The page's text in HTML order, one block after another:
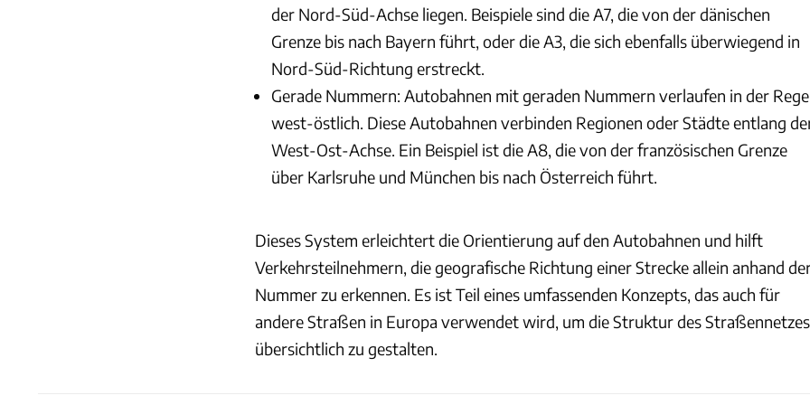
der Nord-Süd-Achse liegen. Beispiele sind die A7, die von der dänischen
Grenze bis nach Bayern führt, oder die A3, die sich ebenfalls überwiegend in
Nord-Süd-Richtung erstreckt.
Gerade Nummern: Autobahnen mit geraden Nummern verlaufen in der
west-östlich. Diese Autobahnen verbinden Regionen oder Städte entlang
West-Ost-Achse. Ein Beispiel ist die A8, die von der französischen Grenze
über Karlsruhe und München bis nach Österreich führt.
Dieses System erleichtert die Orientierung auf den Autobahnen und hilft
Verkehrsteilnehmern, die geografische Richtung einer Strecke allein anhand
Nummer zu erkennen. Es ist Teil eines umfassenden Konzepts, das auch für
andere Straßen in Europa verwendet wird, um die Struktur des Straßennetzes
übersichtlich zu gestalten.